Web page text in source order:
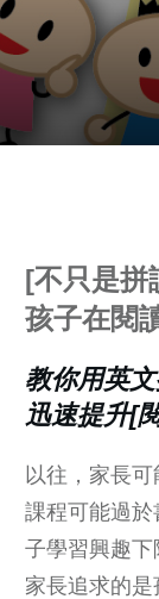
[不只是拼
孩子在閱
教你用英
迅速提升[
以往，家長
課程可能過
子學習興趣下
家長追求的